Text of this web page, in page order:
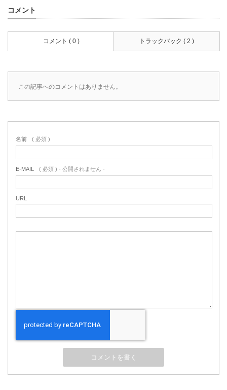
コメント
コメント ( 0 ) トラックバック ( 2 )
この記事へのコメントはありません。
名前 ( 必須 )
E-MAIL ( 必須 ) - 公開されません -
URL